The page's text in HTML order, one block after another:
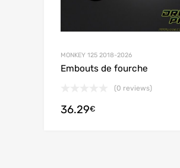
MONKEY 125 2018-2026
Embouts de fourche
(0 reviews)
36.29€